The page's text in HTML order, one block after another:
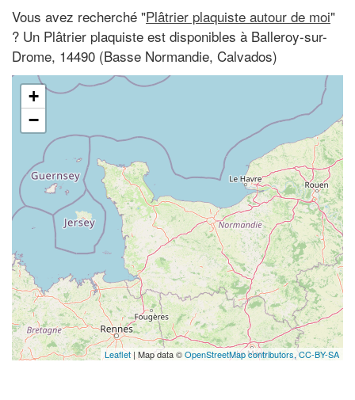
Vous avez recherché "Plâtrier plaquiste autour de moi"
? Un Plâtrier plaquiste est disponibles à Balleroy-sur-
Drome, 14490 (Basse Normandie, Calvados)
+
−
Leaflet| Map data ©OpenStreetMap contributors, CC-BY-SA